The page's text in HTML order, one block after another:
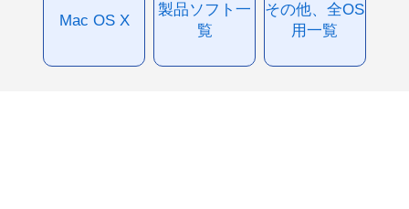
Mac OS X
製品ソフト一
覧
その他、全OS
用一覧